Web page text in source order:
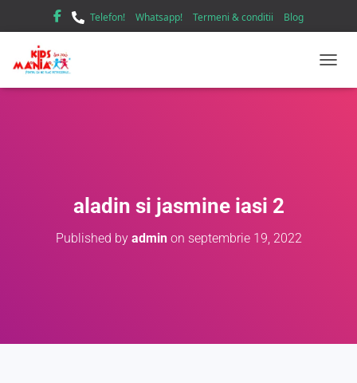
Telefon! Whatsapp! Termeni & conditii Blog
aladin si jasmine iasi 2
Published by adminon septembrie 19, 2022